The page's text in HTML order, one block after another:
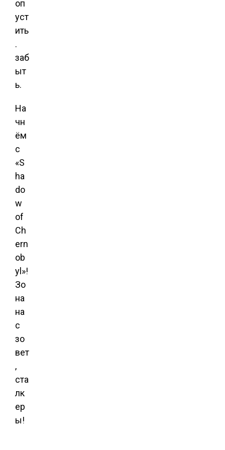
оп
уст
ить
.
заб
ыт
ь.
На
чн
ём
с
«S
ha
do
w
of
Ch
ern
ob
yl»!
Зо
на
на
с
зо
вет
,
ста
лк
ер
ы!